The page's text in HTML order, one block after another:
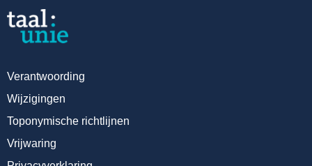
Verantwoording
Wijzigingen
Toponymische richtlijnen
Vrijwaring